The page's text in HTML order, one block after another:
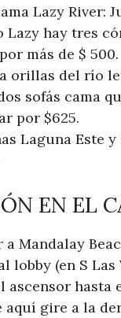
Lazy River:
Lazy hay tres
más de $ 500.
orillas del río
sofás cama
por $625.
Laguna Este y
EN EL
a Mandalay
lobby (en S Las
ascensor hasta
aquí gire a la